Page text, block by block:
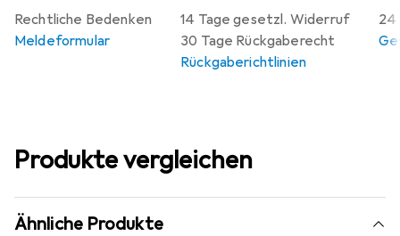
14 Tage gesetzl. Widerruf
30 Tage Rückgaberecht
Rückgaberichtlinien
24
Rechtliche Bedenken
Meldeformular
Produkte vergleichen
Ähnliche Produkte